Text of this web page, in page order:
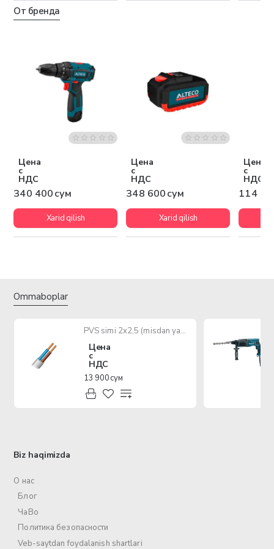
От бренда
Цена
с
НДС
340 400 сум
Xarid qilish
Цена
с
НДС
348 600 сум
Xarid qilish
Цена
с
НДС
114
Ommaboplar
PVS simi 2x2,5 (misdan yasalgan ko'p yadroli kabel)
Цена
с
НДС
13 900 сум
Biz haqimizda
О нас
Блог
ЧаВо
Политика безопасности
Veb-saytdan foydalanish shartlari